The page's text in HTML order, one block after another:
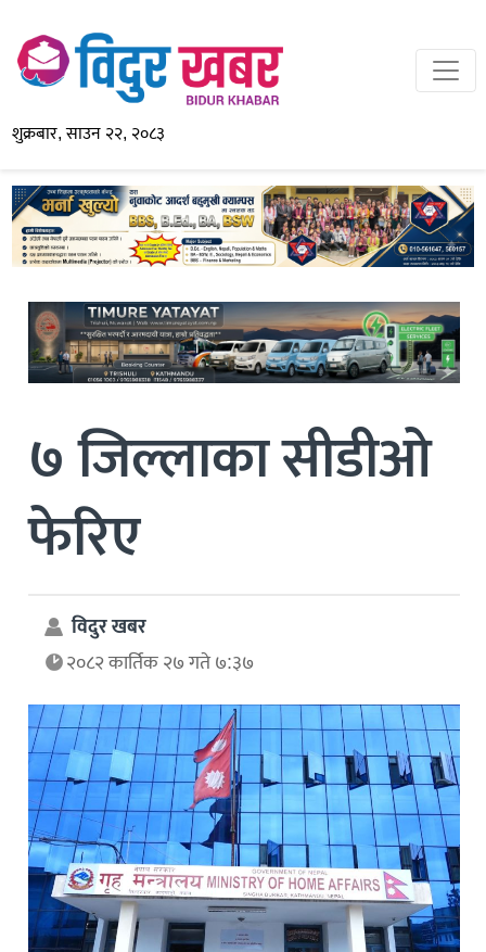
शुक्रबार, साउन २२, २०८३
७ जिल्लाका सीडीओ
फेरिए
विदुर खबर
२०८२ कार्तिक २७ गते ७:३७